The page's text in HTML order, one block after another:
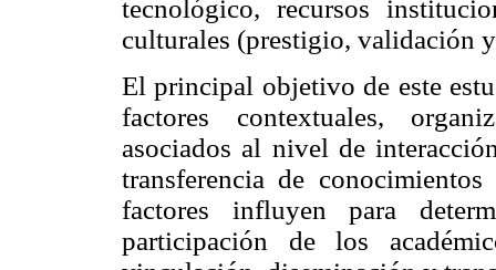
tecnológico, recursos
culturales (prestigio, validación
El principal objetivo de este
factores contextuales,
asociados al nivel de
transferencia de
factores influyen para
participación de los